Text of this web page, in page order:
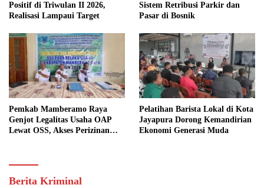
Positif di Triwulan II 2026,
Realisasi Lampaui Target
Sistem Retribusi Parkir dan
Pasar di Bosnik
Pemkab Mamberamo Raya
Genjot Legalitas Usaha OAP
Lewat OSS, Akses Perizinan
Pelatihan Barista Lokal di Kota
Jayapura Dorong Kemandirian
Ekonomi Generasi Muda
Berita Kriminal